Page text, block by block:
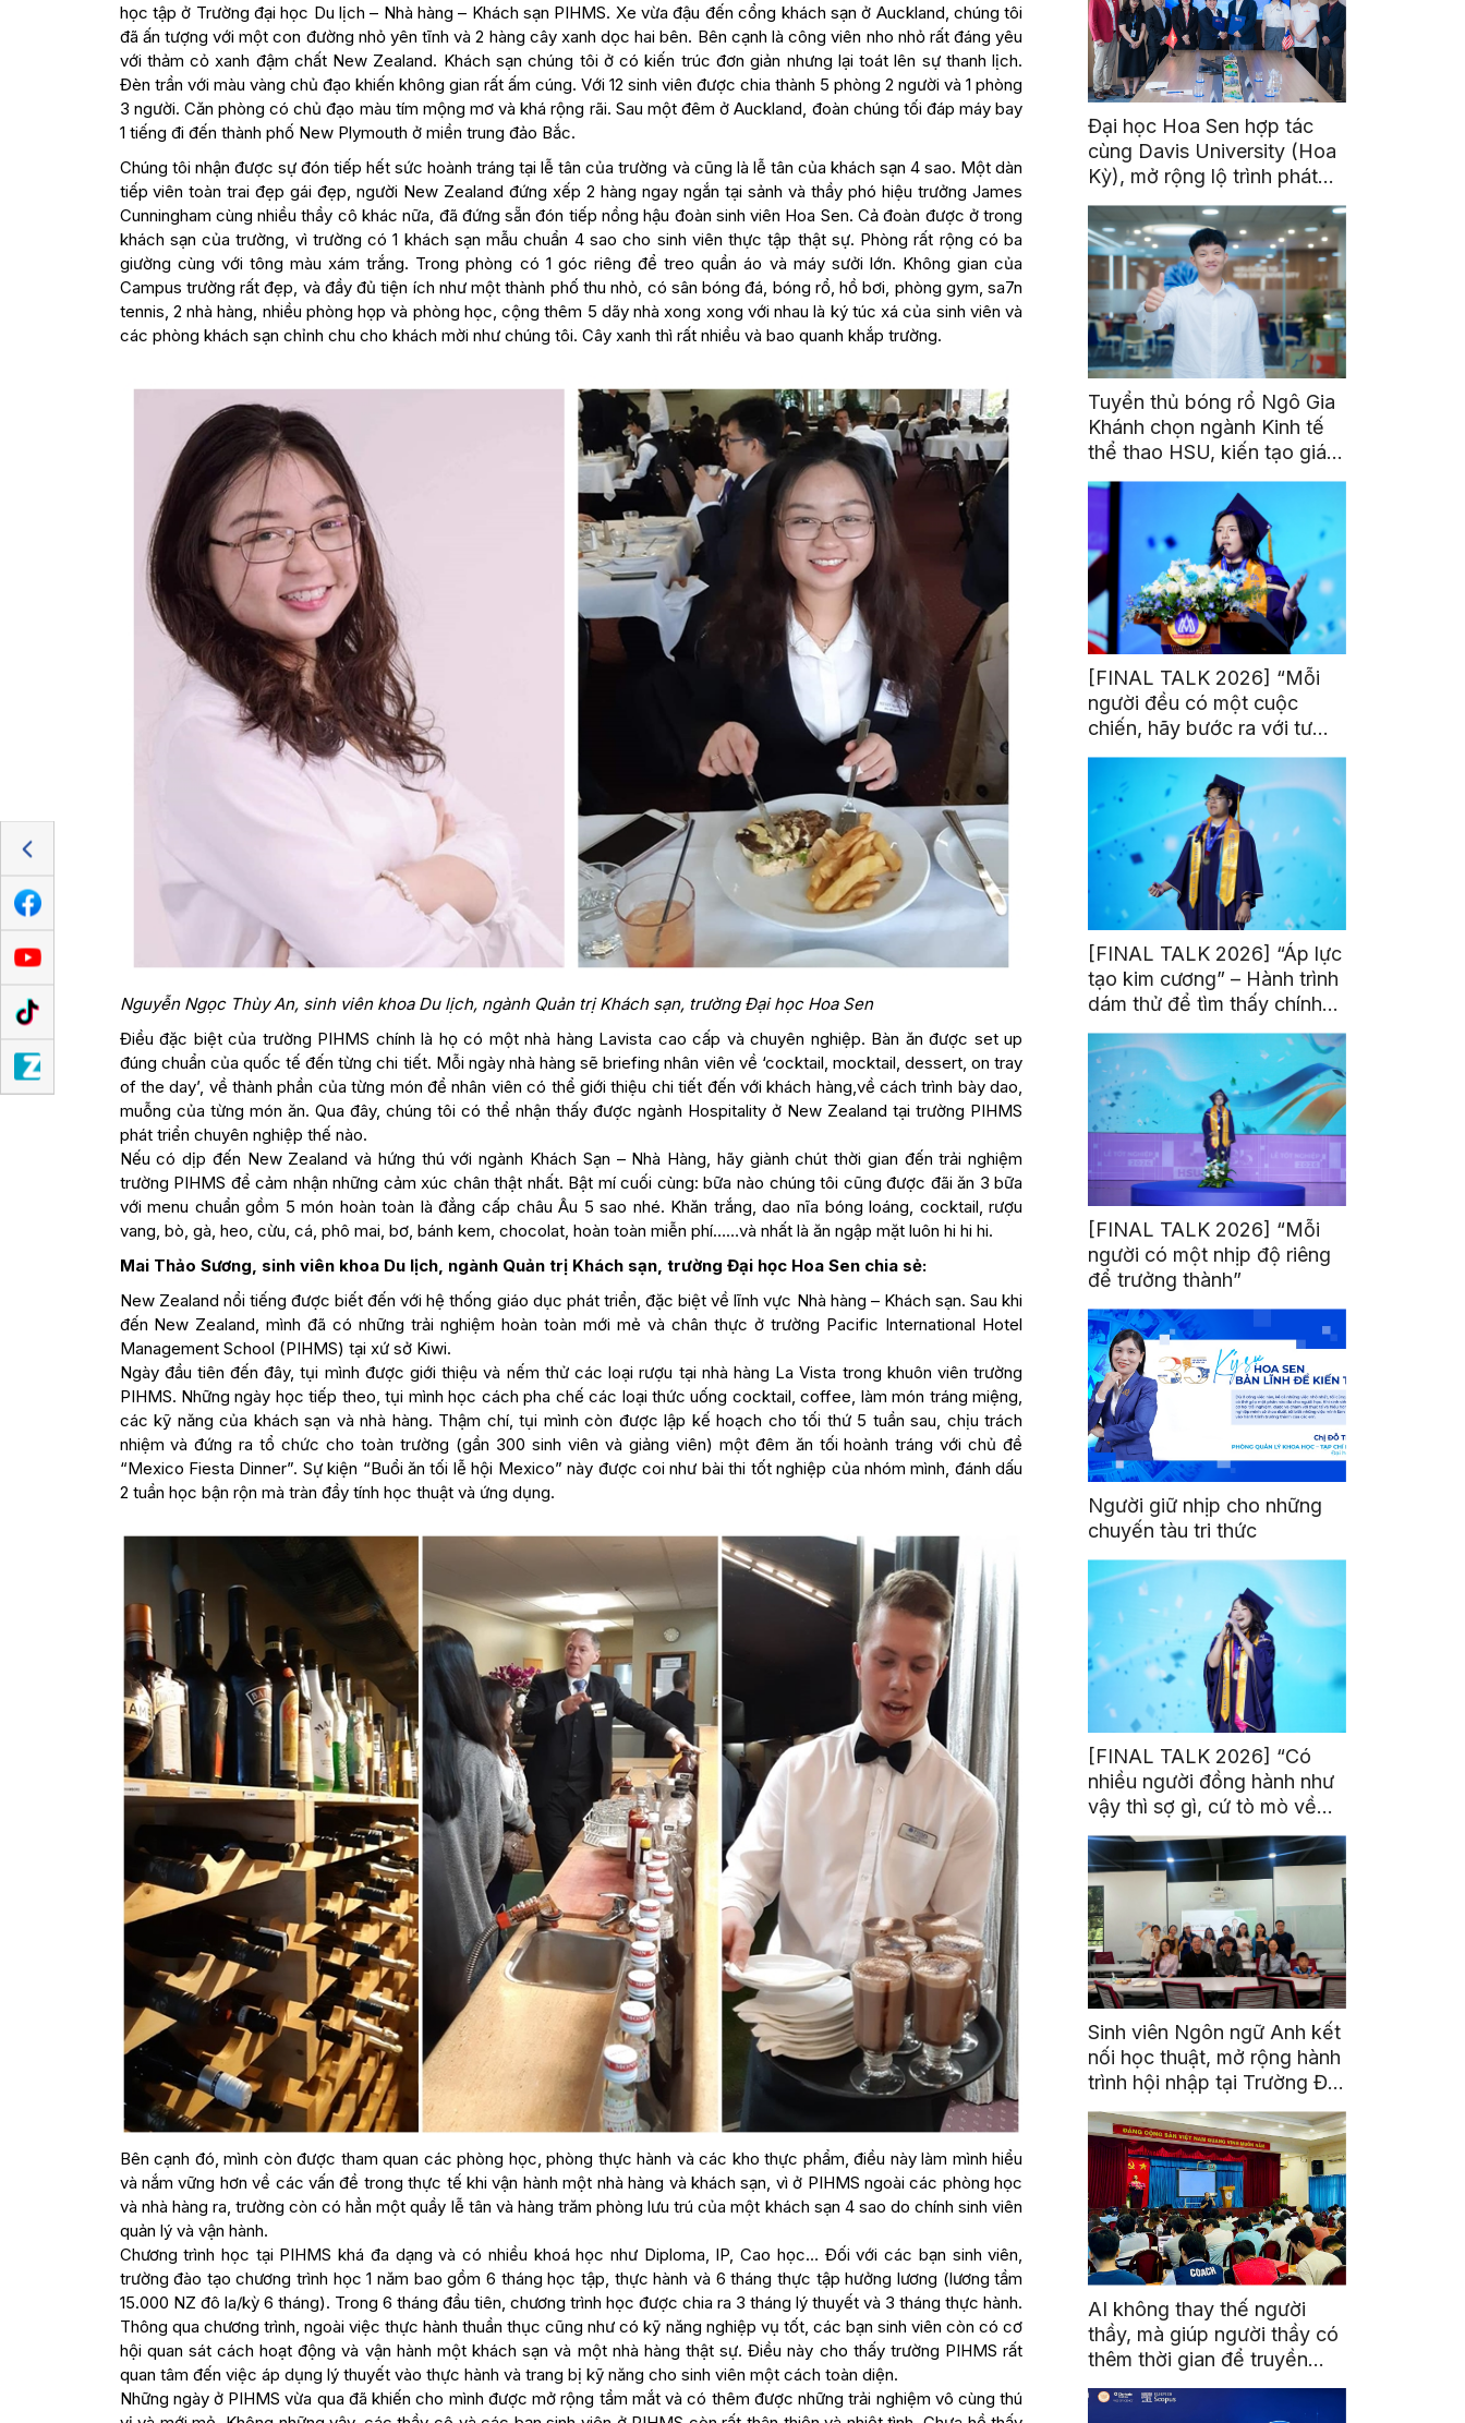
học tập ở Trường đại học Du lịch – Nhà hàng – Khách sạn PIHMS. Xe vừa đậu đến cổng khách sạn ở Auckland, chúng tôi
đã ấn tượng với một con đường nhỏ yên tĩnh và 2 hàng cây xanh dọc hai bên. Bên cạnh là công viên nho nhỏ rất đáng yêu
với thảm cỏ xanh đậm chất New Zealand. Khách sạn chúng tôi ở có kiến trúc đơn giản nhưng lại toát lên sự thanh lịch.
Đèn trần với màu vàng chủ đạo khiến không gian rất ấm cúng. Với 12 sinh viên được chia thành 5 phòng 2 người và 1 phòng
3 người. Căn phòng có chủ đạo màu tím mộng mơ và khá rộng rãi. Sau một đêm ở Auckland, đoàn chúng tối đáp máy bay
1 tiếng đi đến thành phố New Plymouth ở miền trung đảo Bắc.
Chúng tôi nhận được sự đón tiếp hết sức hoành tráng tại lễ tân của trường và cũng là lễ tân của khách sạn 4 sao. Một dàn
tiếp viên toàn trai đẹp gái đẹp, người New Zealand đứng xếp 2 hàng ngay ngắn tại sảnh và thầy phó hiệu trưởng James
Cunningham cùng nhiều thầy cô khác nữa, đã đứng sẵn đón tiếp nồng hậu đoàn sinh viên Hoa Sen. Cả đoàn được ở trong
khách sạn của trường, vì trường có 1 khách sạn mẫu chuẩn 4 sao cho sinh viên thực tập thật sự. Phòng rất rộng có ba
giường cùng với tông màu xám trắng. Trong phòng có 1 góc riêng để treo quần áo và máy sưởi lớn. Không gian của
Campus trường rất đẹp, và đầy đủ tiện ích như một thành phố thu nhỏ, có sân bóng đá, bóng rổ, hồ bơi, phòng gym, sa7n
tennis, 2 nhà hàng, nhiều phòng họp và phòng học, cộng thêm 5 dãy nhà xong xong với nhau là ký túc xá của sinh viên và
các phòng khách sạn chỉnh chu cho khách mời như chúng tôi. Cây xanh thì rất nhiều và bao quanh khắp trường.
Nguyễn Ngọc Thùy An, sinh viên khoa Du lịch, ngành Quản trị Khách sạn, trường Đại học Hoa Sen
Điều đặc biệt của trường PIHMS chính là họ có một nhà hàng Lavista cao cấp và chuyên nghiệp. Bàn ăn được set up
đúng chuẩn của quốc tế đến từng chi tiết. Mỗi ngày nhà hàng sẽ briefing nhân viên về ‘cocktail, mocktail, dessert, on tray
of the day’, về thành phần của từng món để nhân viên có thể giới thiệu chi tiết đến với khách hàng,về cách trình bày dao,
muỗng của từng món ăn. Qua đây, chúng tôi có thể nhận thấy được ngành Hospitality ở New Zealand tại trường PIHMS
phát triển chuyên nghiệp thế nào.
Nếu có dịp đến New Zealand và hứng thú với ngành Khách Sạn – Nhà Hàng, hãy giành chút thời gian đến trải nghiệm
trường PIHMS để cảm nhận những cảm xúc chân thật nhất. Bật mí cuối cùng: bữa nào chúng tôi cũng được đãi ăn 3 bữa
với menu chuẩn gồm 5 món hoàn toàn là đẳng cấp châu Âu 5 sao nhé. Khăn trắng, dao nĩa bóng loáng, cocktail, rượu
vang, bò, gà, heo, cừu, cá, phô mai, bơ, bánh kem, chocolat, hoàn toàn miễn phí……và nhất là ăn ngập mặt luôn hi hi hi.
Mai Thảo Sương, sinh viên khoa Du lịch, ngành Quản trị Khách sạn, trường Đại học Hoa Sen chia sẻ:
New Zealand nổi tiếng được biết đến với hệ thống giáo dục phát triển, đặc biệt về lĩnh vực Nhà hàng – Khách sạn. Sau khi
đến New Zealand, mình đã có những trải nghiệm hoàn toàn mới mẻ và chân thực ở trường Pacific International Hotel
Management School (PIHMS) tại xứ sở Kiwi.
Ngày đầu tiên đến đây, tụi mình được giới thiệu và nếm thử các loại rượu tại nhà hàng La Vista trong khuôn viên trường
PIHMS. Những ngày học tiếp theo, tụi mình học cách pha chế các loại thức uống cocktail, coffee, làm món tráng miệng,
các kỹ năng của khách sạn và nhà hàng. Thậm chí, tụi mình còn được lập kế hoạch cho tối thứ 5 tuần sau, chịu trách
nhiệm và đứng ra tổ chức cho toàn trường (gần 300 sinh viên và giảng viên) một đêm ăn tối hoành tráng với chủ đề
“Mexico Fiesta Dinner”. Sự kiện “Buổi ăn tối lễ hội Mexico” này được coi như bài thi tốt nghiệp của nhóm mình, đánh dấu
2 tuần học bận rộn mà tràn đầy tính học thuật và ứng dụng.
Bên cạnh đó, mình còn được tham quan các phòng học, phòng thực hành và các kho thực phẩm, điều này làm mình hiểu
và nắm vững hơn về các vấn đề trong thực tế khi vận hành một nhà hàng và khách sạn, vì ở PIHMS ngoài các phòng học
và nhà hàng ra, trường còn có hẳn một quầy lễ tân và hàng trăm phòng lưu trú của một khách sạn 4 sao do chính sinh viên
quản lý và vận hành.
Chương trình học tại PIHMS khá đa dạng và có nhiều khoá học như Diploma, IP, Cao học… Đối với các bạn sinh viên,
trường đào tạo chương trình học 1 năm bao gồm 6 tháng học tập, thực hành và 6 tháng thực tập hưởng lương (lương tầm
15.000 NZ đô la/kỳ 6 tháng). Trong 6 tháng đầu tiên, chương trình học được chia ra 3 tháng lý thuyết và 3 tháng thực hành.
Thông qua chương trình, ngoài việc thực hành thuần thục cũng như có kỹ năng nghiệp vụ tốt, các bạn sinh viên còn có cơ
hội quan sát cách hoạt động và vận hành một khách sạn và một nhà hàng thật sự. Điều này cho thấy trường PIHMS rất
quan tâm đến việc áp dụng lý thuyết vào thực hành và trang bị kỹ năng cho sinh viên một cách toàn diện.
Những ngày ở PIHMS vừa qua đã khiến cho mình được mở rộng tầm mắt và có thêm được những trải nghiệm vô cùng thú
Đại học Hoa Sen hợp tác
cùng Davis University (Hoa
Kỳ), mở rộng lộ trình phát
triển toàn cầu cho sinh viên
Tuyển thủ bóng rổ Ngô Gia
Khánh chọn ngành Kinh tế
thể thao HSU, kiến tạo giá
trị từ đam mê thể thao
[FINAL TALK 2026] “Mỗi
người đều có một cuộc
chiến, hãy bước ra với tư
thế của người chiến thắng”
[FINAL TALK 2026] “Áp lực
tạo kim cương” – Hành trình
dám thử để tìm thấy chính
mình
[FINAL TALK 2026] “Mỗi
người có một nhịp độ riêng
để trưởng thành”
Người giữ nhịp cho những
chuyến tàu tri thức
[FINAL TALK 2026] “Có
nhiều người đồng hành như
vậy thì sợ gì, cứ tò mò về
thế giới thôi”
Sinh viên Ngôn ngữ Anh kết
nối học thuật, mở rộng hành
trình hội nhập tại Trường Đại
học Quốc gia Malaysia
AI không thay thế người
thầy, mà giúp người thầy có
thêm thời gian để truyền
cảm hứng